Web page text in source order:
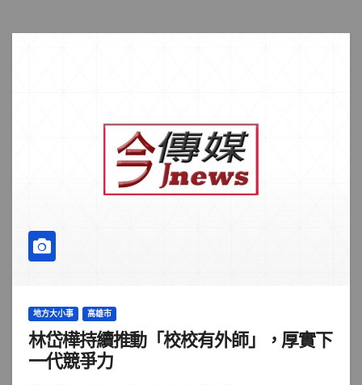
地方大小事 高雄市
林岱樺持續推動「校校有外師」，厚實下
一代競爭力